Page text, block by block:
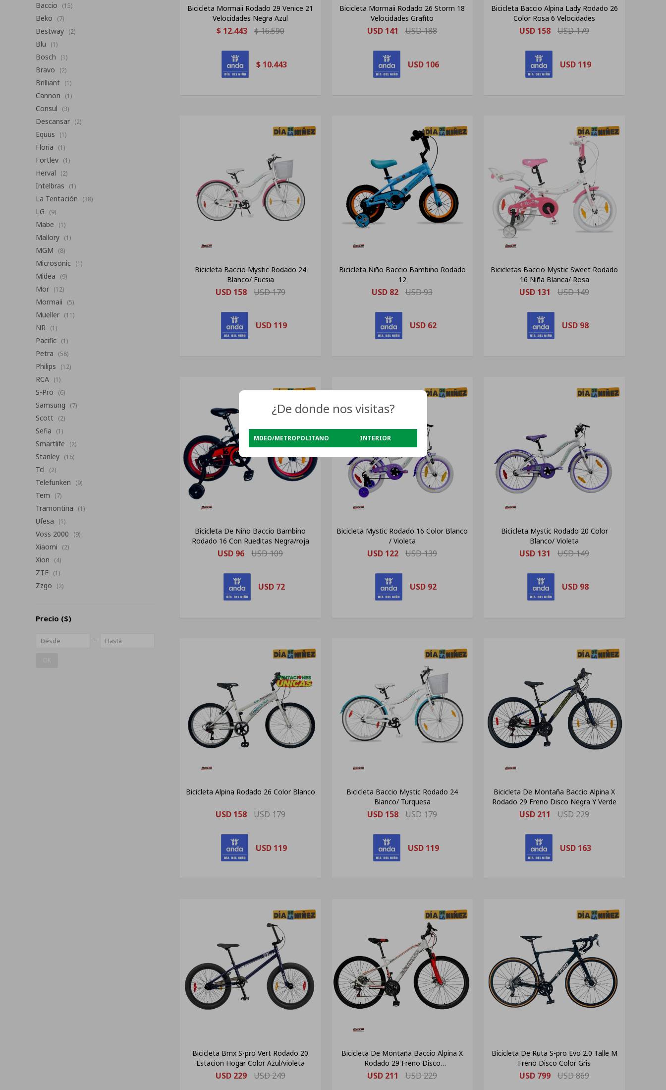
Bicicleta Mormaii Rodado 29 Venice 21
Velocidades Negra Azul
$ 12.443 $16.590
$ 10.443
Bicicleta Mormaii Rodado 26 Storm 18
Velocidades Grafito
USD 141 USD188
USD 106
Bicicleta Baccio Alpina Lady Rodado 26
Color Rosa 6 Velocidades
USD 158 USD179
USD 119
Bicicleta Baccio Mystic Rodado 24
Blanco/ Fucsia
USD 158 USD179
USD 119
Bicicleta Niño Baccio Bambino Rodado
12
USD 82 USD93
USD 62
Bicicletas Baccio Mystic Sweet Rodado
16 Niña Blanca/ Rosa
USD 131 USD149
USD 98
Bicicleta De Niño Baccio Bambino
Rodado 16 Con Rueditas Negra/roja
USD 96 USD109
USD 72
Bicicleta Mystic Rodado 16 Color Blanco
/ Violeta
USD 122 USD139
USD 92
Bicicleta Mystic Rodado 20 Color
Blanco/ Violeta
USD 131 USD149
USD 98
Bicicleta Alpina Rodado 26 Color Blanco
USD 158 USD179
USD 119
Bicicleta Baccio Mystic Rodado 24
Blanco/ Turquesa
USD 158 USD179
USD 119
Bicicleta De Montaña Baccio Alpina X
Rodado 29 Freno Disco Negra Y Verde
USD 211 USD229
USD 163
Bicicleta Bmx S-pro Vert Rodado 20
Estacion Hogar Color Azul/violeta
USD 229 USD249
Bicicleta De Montaña Baccio Alpina X
Rodado 29 Freno Disco
Blanca(pausado)
USD 211 USD229
Bicicleta De Ruta S-pro Evo 2.0 Talle M
Freno Disco Color Gris
USD 799 USD869
Baccio (15)
Beko (7)
Bestway (2)
Blu (1)
Bosch (1)
Bravo (2)
Brilliant (1)
Cannon (1)
Consul (3)
Descansar (2)
Equus (1)
Floria (1)
Fortlev (1)
Herval (2)
Intelbras (1)
La Tentación (38)
LG (9)
Mabe (1)
Mallory (1)
MGM (8)
Microsonic (1)
Midea (9)
Mor (12)
Mormaii (5)
Mueller (11)
NR (1)
Pacific (1)
Petra (58)
Philips (12)
RCA (1)
S-Pro (6)
Samsung (7)
Scott (2)
Sefia (1)
Smartlife (2)
Stanley (16)
Tcl (2)
Telefunken (9)
Tem (7)
Tramontina (1)
Ufesa (1)
Voss 2000 (9)
Xiaomi (2)
Xion (4)
ZTE (1)
Zzgo (2)
Precio ($)
¿De donde nos visitas?
MDEO/METROPOLITANO INTERIOR